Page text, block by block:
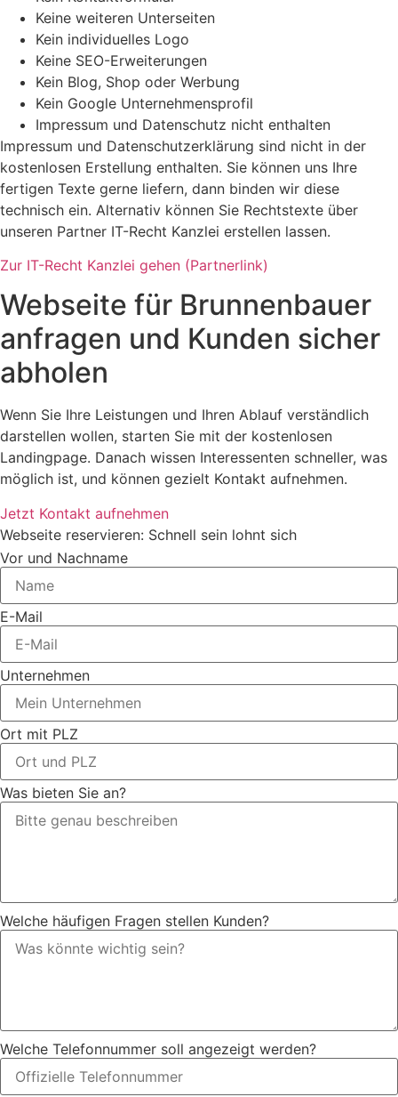
Keine weiteren Unterseiten
Kein individuelles Logo
Keine SEO-Erweiterungen
Kein Blog, Shop oder Werbung
Kein Google Unternehmensprofil
Impressum und Datenschutz nicht enthalten
Impressum und Datenschutzerklärung sind nicht in der
kostenlosen Erstellung enthalten. Sie können uns Ihre
fertigen Texte gerne liefern, dann binden wir diese
technisch ein. Alternativ können Sie Rechtstexte über
unseren Partner IT-Recht Kanzlei erstellen lassen.
Zur IT-Recht Kanzlei gehen (Partnerlink)
Webseite für Brunnenbauer
anfragen und Kunden sicher
abholen
Wenn Sie Ihre Leistungen und Ihren Ablauf verständlich
darstellen wollen, starten Sie mit der kostenlosen
Landingpage. Danach wissen Interessenten schneller, was
möglich ist, und können gezielt Kontakt aufnehmen.
Jetzt Kontakt aufnehmen
Webseite reservieren: Schnell sein lohnt sich
Vor und Nachname
E-Mail
Unternehmen
Ort mit PLZ
Was bieten Sie an?
Welche häufigen Fragen stellen Kunden?
Welche Telefonnummer soll angezeigt werden?